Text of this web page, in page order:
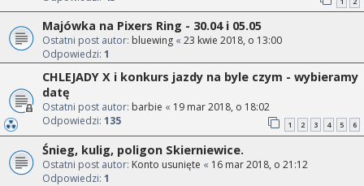
Majówka na Pixers Ring - 30.04 i 05.05
Ostatni post autor: bluewing « 23 kwie 2018, o 13:00
Odpowiedzi: 1
CHLEJADY X i konkurs jazdy na byle czym - wybieramy
datę
Ostatni post autor: barbie « 19 mar 2018, o 18:02
Odpowiedzi: 135 1 2 3 4 5 6
Śnieg, kulig, poligon Skierniewice.
Ostatni post autor: Konto usunięte « 16 mar 2018, o 21:12
Odpowiedzi: 1